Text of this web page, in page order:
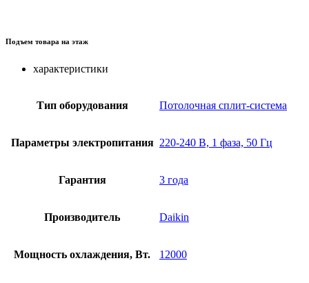
Подъем товара на этаж
характеристики
Тип оборудования Потолочная сплит-система
Параметры электропитания 220-240 В, 1 фаза, 50 Гц
Гарантия 3 года
Производитель Daikin
Мощность охлаждения, Вт. 12000